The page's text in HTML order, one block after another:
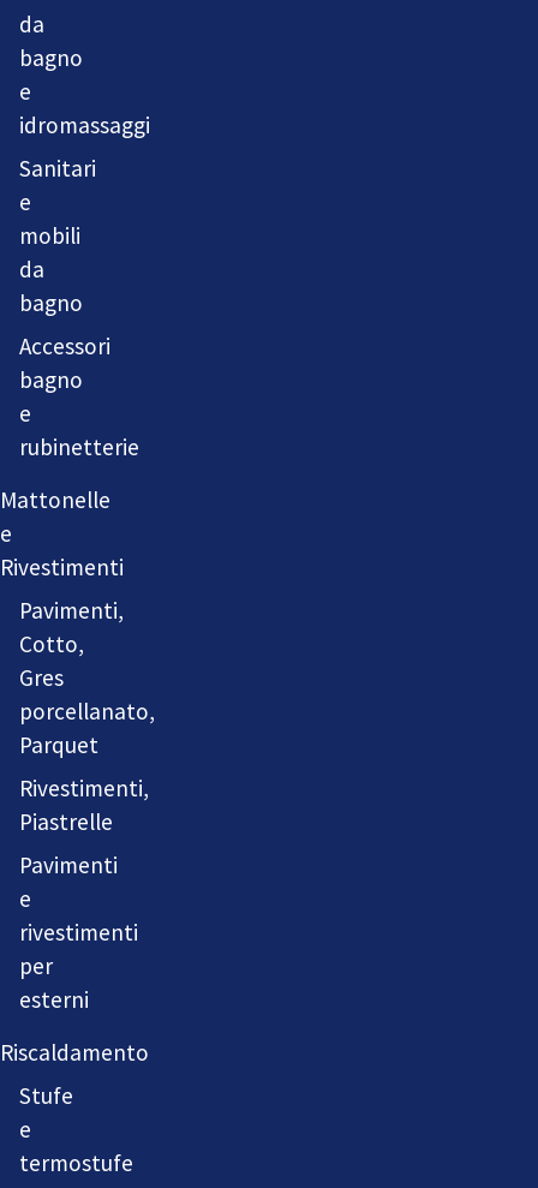
da
bagno
e
idromassaggi
Sanitari
e
mobili
da
bagno
Accessori
bagno
e
rubinetterie
Mattonelle
e
Rivestimenti
Pavimenti,
Cotto,
Gres
porcellanato,
Parquet
Rivestimenti,
Piastrelle
Pavimenti
e
rivestimenti
per
esterni
Riscaldamento
Stufe
e
termostufe